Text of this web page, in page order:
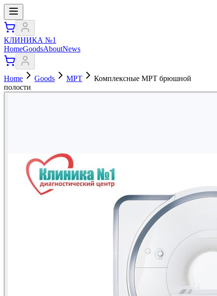
КЛИНИКА №1
HomeGoodsAboutNews
Home Goods МРТ
Комплексные МРТ брюшной
полости